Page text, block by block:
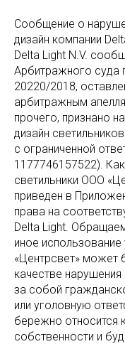
Сообщение о
дизайн компании
Delta Light N.V.
Арбитражного
20220/2018,
арбитражным
прочего, признано
дизайн
с ограниченной
1177746157522).
светильники ООО
приведен в
права на
Delta Light.
иное
«Центрсвет» может
качестве
за собой
или уголовную
бережно относится
собственности и